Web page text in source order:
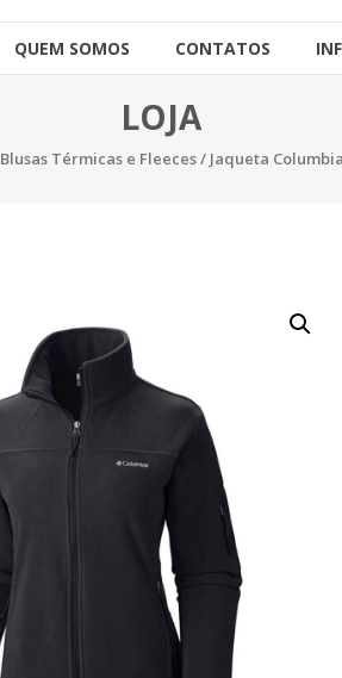
QUEM SOMOS CONTATOS
LOJA
Blusas Térmicas e Fleeces/ Jaqueta